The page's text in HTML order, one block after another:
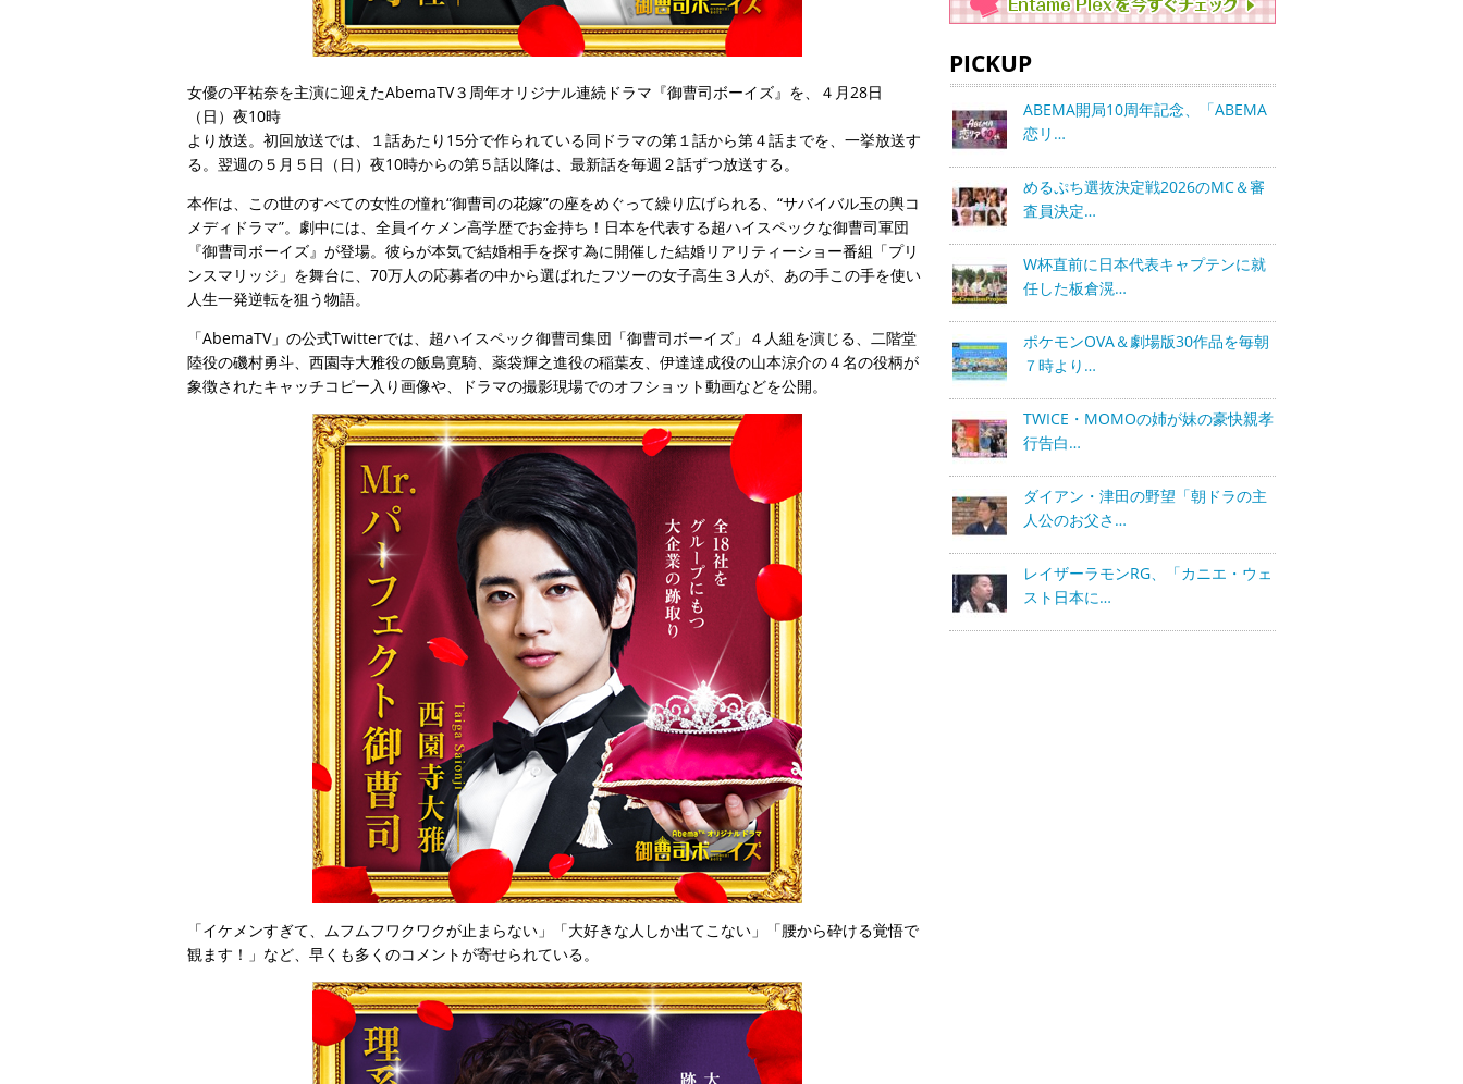
女優の平祐奈を主演に迎えたAbemaTV３周年オリジナル連続ドラマ『御曹司ボーイズ』を、４月28日
（日）夜10時
より放送。初回放送では、１話あたり15分で作られている同ドラマの第１話から第４話までを、一挙放送す
る。翌週の５月５日（日）夜10時からの第５話以降は、最新話を毎週２話ずつ放送する。
本作は、この世のすべての女性の憧れ“御曹司の花嫁”の座をめぐって繰り広げられる、“サバイバル玉の輿コ
メディドラマ”。劇中には、全員イケメン高学歴でお金持ち！日本を代表する超ハイスペックな御曹司軍団
『御曹司ボーイズ』が登場。彼らが本気で結婚相手を探す為に開催した結婚リアリティーショー番組「プリ
ンスマリッジ」を舞台に、70万人の応募者の中から選ばれたフツーの女子高生３人が、あの手この手を使い
人生一発逆転を狙う物語。
「AbemaTV」の公式Twitterでは、超ハイスペック御曹司集団「御曹司ボーイズ」４人組を演じる、二階堂
陸役の磯村勇斗、西園寺大雅役の飯島寛騎、薬袋輝之進役の稲葉友、伊達達成役の山本涼介の４名の役柄が
象徴されたキャッチコピー入り画像や、ドラマの撮影現場でのオフショット動画などを公開。
「イケメンすぎて、ムフムフワクワクが止まらない」「大好きな人しか出てこない」「腰から砕ける覚悟で
観ます！」など、早くも多くのコメントが寄せられている。
PICKUP
ABEMA開局10周年記念、「ABEMA
恋リ…
めるぷち選抜決定戦2026のMC＆審
査員決定…
W杯直前に日本代表キャプテンに就
任した板倉滉…
ポケモンOVA＆劇場版30作品を毎朝
７時より…
TWICE・MOMOの姉が妹の豪快親孝
行告白…
ダイアン・津田の野望「朝ドラの主
人公のお父さ…
レイザーラモンRG、「カニエ・ウェ
スト日本に…